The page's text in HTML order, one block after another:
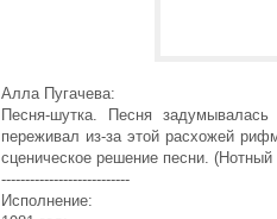
Алла Пугачева:
Песня-шутка. Песня
переживал из-за этой расхожей
сценическое решение песни.
---------------------------
Исполнение: